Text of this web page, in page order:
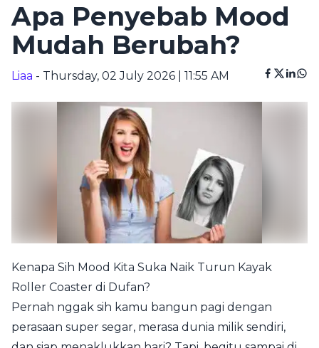
Apa Penyebab Mood
Mudah Berubah?
Liaa - Thursday, 02 July 2026 | 11:55 AM
Kenapa Sih Mood Kita Suka Naik Turun Kayak
Roller Coaster di Dufan?
Pernah nggak sih kamu bangun pagi dengan
perasaan super segar, merasa dunia milik sendiri,